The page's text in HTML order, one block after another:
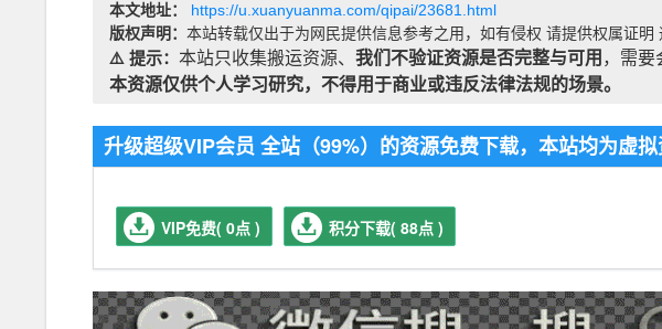
本文地址：
https://u.xuanyuanma.com/qipai/23681.html
版权声明： 本站转载仅出于为网民提供信息参考之用，如有侵权 请提供权属证明
⚠️ 提示： 本站只收集搬运资源、 我们不验证资源是否完整与可用 ，需要
本资源仅供个人学习研究，不得用于商业或违反法律法规的场景。
升级超级VIP会员 全站（99%）的资源免费下载，本站均为虚拟
VIP免费( 0点 ) 积分下载( 88点 )